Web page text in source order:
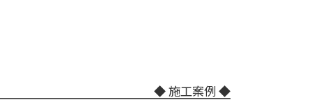
◆ 施工案例 ◆